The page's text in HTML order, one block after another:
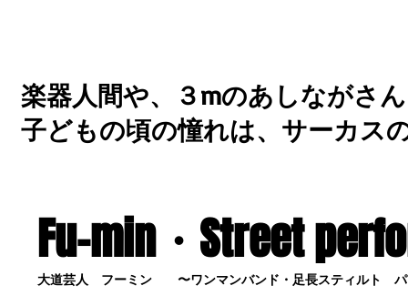
楽器人間や、３mのあしながさ
子どもの頃の憧れは、サーカス
Fu-min・Street
大道芸人 フーミン 〜ワンマンバンド・足長スティルト パ